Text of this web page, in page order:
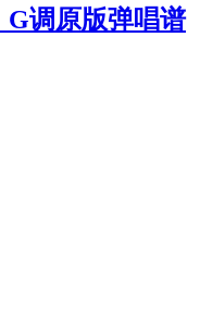
调原版弹唱谱